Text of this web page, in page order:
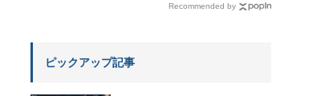
Recommended by
ピックアップ記事